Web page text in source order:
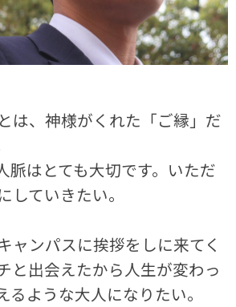
は、神様がくれた「ご縁」だ
脈はとても大切です。いただ
していきたい。
ャンパスに挨拶をしに来てく
と出会えたから人生が変わっ
るような大人になりたい。